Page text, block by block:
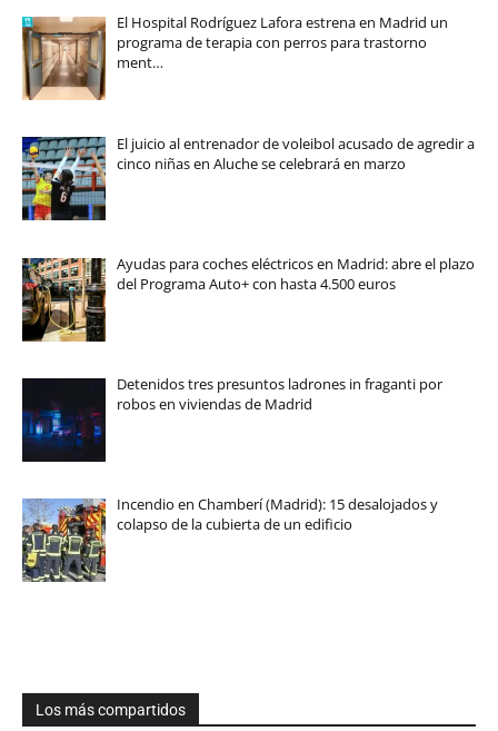
El Hospital Rodríguez Lafora estrena en Madrid un
programa de terapia con perros para trastorno
ment…
El juicio al entrenador de voleibol acusado de agredir a
cinco niñas en Aluche se celebrará en marzo
Ayudas para coches eléctricos en Madrid: abre el plazo
del Programa Auto+ con hasta 4.500 euros
Detenidos tres presuntos ladrones in fraganti por
robos en viviendas de Madrid
Incendio en Chamberí (Madrid): 15 desalojados y
colapso de la cubierta de un edificio
Los más compartidos